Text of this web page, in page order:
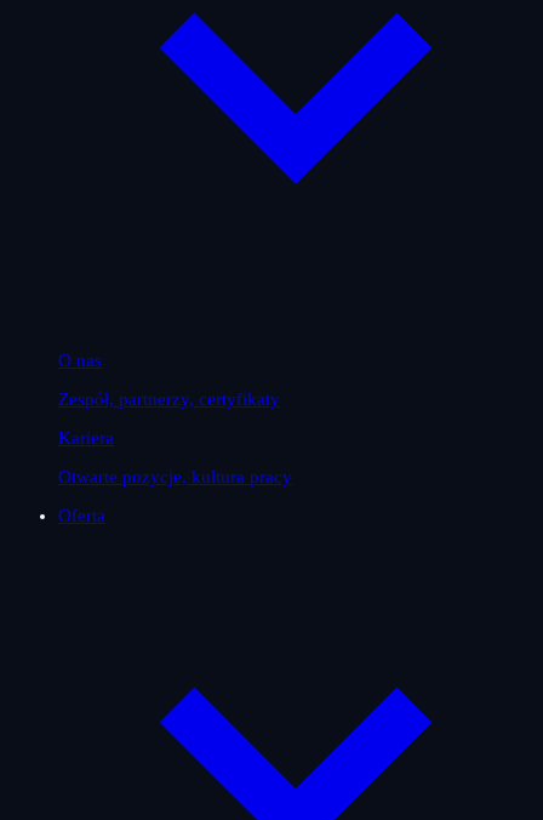
O nas
Zespół, partnerzy, certyfikaty
Kariera
Otwarte pozycje, kultura pracy
Oferta